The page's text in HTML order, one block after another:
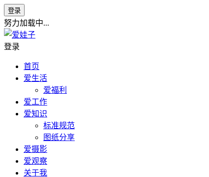
登录
努力加载中...
登录
首页
爱生活
爱福利
爱工作
爱知识
标准规范
图纸分享
爱摄影
爱观察
关于我